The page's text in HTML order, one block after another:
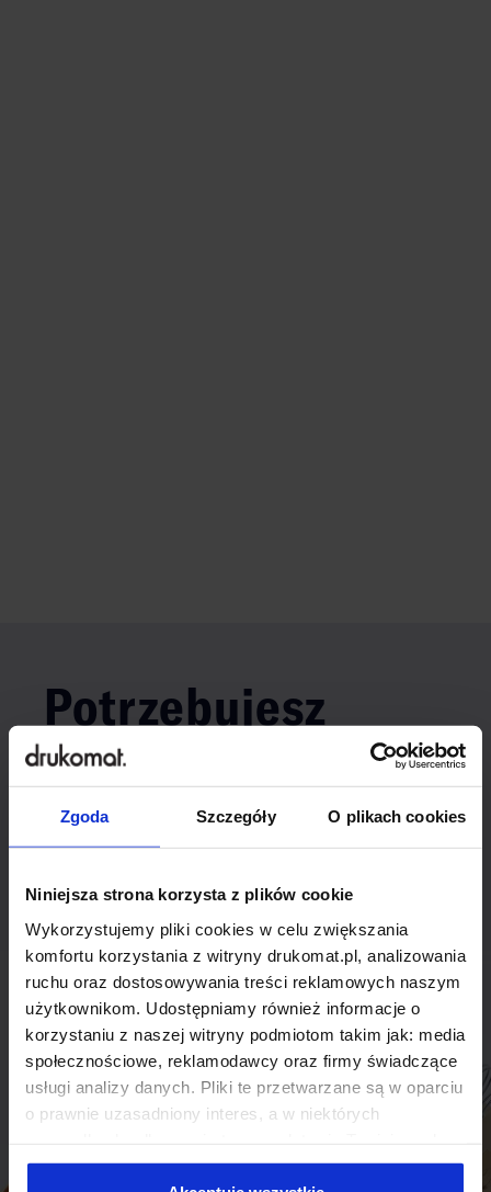
Zgoda Szczegóły O plikach cookies
Niniejsza strona korzysta z plików cookie
Wykorzystujemy pliki cookies w celu zwiększania
komfortu korzystania z witryny drukomat.pl, analizowania
ruchu oraz dostosowywania treści reklamowych naszym
użytkownikom. Udostępniamy również informacje o
korzystaniu z naszej witryny podmiotom takim jak: media
społecznościowe, reklamodawcy oraz firmy świadczące
usługi analizy danych. Pliki te przetwarzane są w oparciu
o prawnie uzasadniony interes, a w niektórych
Niektóre z plików cookies dostarczane i przetwarzane są
Potrzebujesz
indywidualnego
rozwiązania?
produkt niestandardowy.
Skontaktuj się